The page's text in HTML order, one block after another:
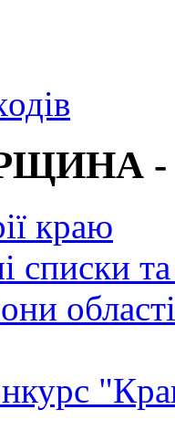
-
краю
списки
області